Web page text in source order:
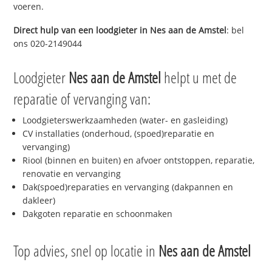
voeren.
Direct hulp van een loodgieter in Nes aan de Amstel: bel
ons 020-2149044
Loodgieter Nes aan de Amstel helpt u met de
reparatie of vervanging van:
Loodgieterswerkzaamheden (water- en gasleiding)
CV installaties (onderhoud, (spoed)reparatie en
vervanging)
Riool (binnen en buiten) en afvoer ontstoppen, reparatie,
renovatie en vervanging
Dak(spoed)reparaties en vervanging (dakpannen en
dakleer)
Dakgoten reparatie en schoonmaken
Top advies, snel op locatie in Nes aan de Amstel